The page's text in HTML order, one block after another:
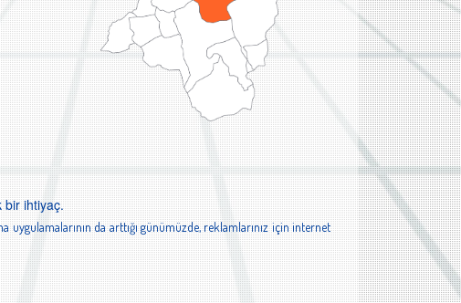
bir ihtiyaç.
da arttığı günümüzde, reklamlarınız için internet